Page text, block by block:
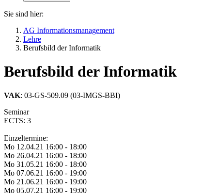
Sie sind hier:
AG Informationsmanagement
Lehre
Berufsbild der Informatik
Berufsbild der Informatik
VAK: 03-GS-509.09 (03-IMGS-BBI)
Seminar
ECTS: 3
Einzeltermine:
Mo 12.04.21 16:00 - 18:00
Mo 26.04.21 16:00 - 18:00
Mo 31.05.21 16:00 - 18:00
Mo 07.06.21 16:00 - 19:00
Mo 21.06.21 16:00 - 19:00
Mo 05.07.21 16:00 - 19:00